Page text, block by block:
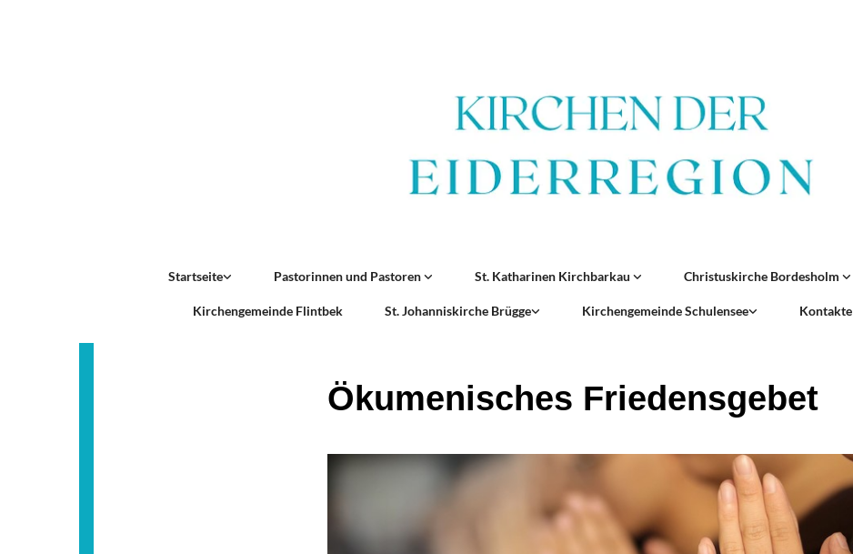
Startseite Pastorinnen und Pastoren St. Katharinen Kirchbarkau Christuskirche Bordesholm
Kirchengemeinde Flintbek St. Johanniskirche Brügge Kirchengemeinde Schulensee Kontakte
Ökumenisches Friedensgebet